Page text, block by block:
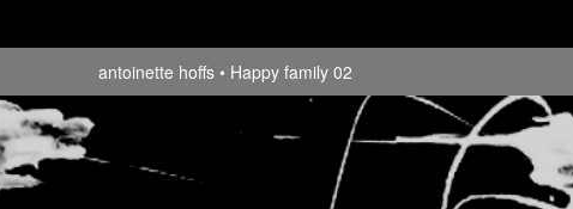
antoinette hoffs Happy family 02